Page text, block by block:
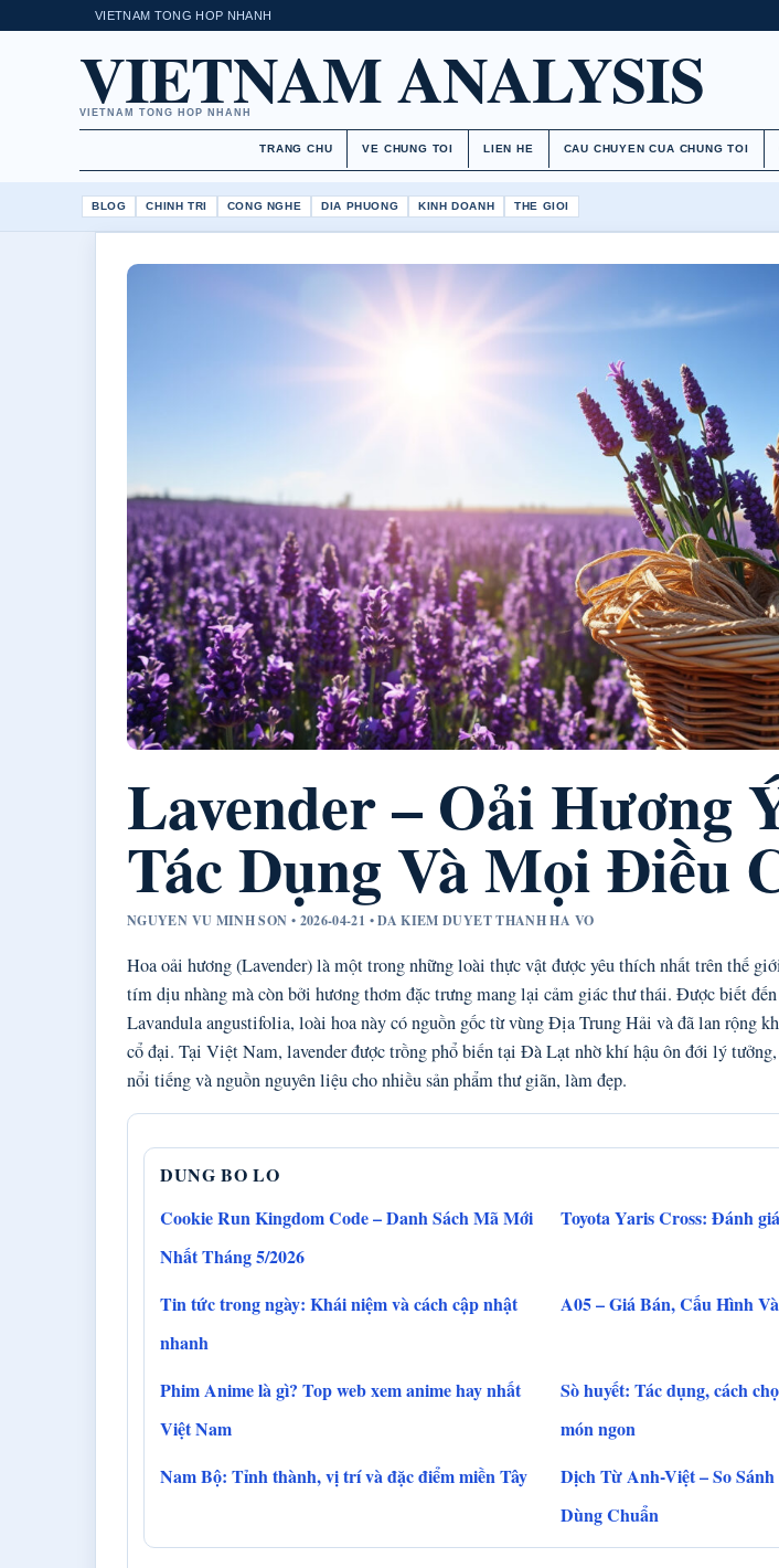
VIETNAM TONG HOP NHANH
VIETNAM ANALYSIS
VIETNAM TONG HOP NHANH
TRANG CHU VE CHUNG TOI LIEN HE CAU CHUYEN CUA CHUNG TOI
BLOG CHINH TRI CONG NGHE DIA PHUONG KINH DOANH THE GIOI
Lavender – Oải Hương
Tác Dụng Và Mọi Điều
NGUYEN VU MINH SON • 2026-04-21 • DA KIEM DUYET THANH HA VO
Hoa oải hương (Lavender) là một trong những loài thực vật được yêu thích nhất trên thế
tím dịu nhàng mà còn bởi hương thơm đặc trưng mang lại cảm giác thư thái. Được biết
Lavandula angustifolia, loài hoa này có nguồn gốc từ vùng Địa Trung Hải và đã lan rộng
cổ đại. Tại Việt Nam, lavender được trồng phổ biến tại Đà Lạt nhờ khí hậu ôn đới lý
nổi tiếng và nguồn nguyên liệu cho nhiều sản phẩm thư giãn, làm đẹp.
DUNG BO LO
Cookie Run Kingdom Code – Danh Sách Mã Mới
Nhất Tháng 5/2026
Toyota Yaris Cross: Đánh
Tin tức trong ngày: Khái niệm và cách cập nhật
nhanh
A05 – Giá Bán, Cấu Hình
Phim Anime là gì? Top web xem anime hay nhất
Việt Nam
Sò huyết: Tác dụng, cách
món ngon
Nam Bộ: Tỉnh thành, vị trí và đặc điểm miền Tây
Dịch Từ Anh-Việt – So
Dùng Chuẩn